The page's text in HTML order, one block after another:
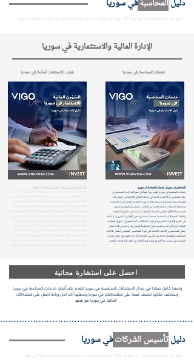
دليل المحاسبةفي سوريا
اطلع على دليل المحاسبة في سوريا مع VIGO مهما كانت تطلعاتك نحن هنا شريكك الأمثل للخدمات المحاسبة والمالية في سوريا
الإدارة المالية والاستثمارية في سوريا
شؤون الاستثمار المالية في سوريا
الاستثمار في سوريا - شؤون الاستثمار المالية في سوريا
تدعم نمو المشاريع الجديدة. الاستثمار في سوريا يمنح المستثمرين فرصًا في
خدمات المحاسبة في سوريا
الاستثمار في سوريا - خدمات المحاسبة في سوريا
خدمات المحاسبة في سوريا تلعب دوراً مهماً في دعم الشركات والمستثمرين،
سواء المحليين أو الأجانب، خاصة في مرحلة التعافي الاقتصادي. تشمل هذه
الخدمات إعداد الميزانيات، مسك الدفاتر، إعداد التقارير المالية، إدارة الضرائب،
ومراجعة الحسابات؛ وتلتزم العديد من المكاتب المحاسبية بالمعايير الدولية
للمحاسبة (IFRS) أو المعايير المحلية المقاربة، ما يساعد في تحقيق الشفافية
والدقة. تقدم مكاتب المحاسبة خدمات استشارية حول القوانين الضريبية، وتساعد
في تقديم الإقرارات الضريبية وتجنب المخالفات. كما تساهم في تسهيل العمليات
البنكية، إدارة الرواتب، وتقديم حلول لتخطيط المصاريف وتحسين الأداء المالي.
يمكن للمستثمرين الأجانب الاعتماد على خبرة المحاسبين المحليين لضمان الالتزام
بالمتطلبات القانونية، خاصة عند تأسيس الشركات أو إدارة المشاريع. توفر خدمات
المحاسبة في سوريا بيئة أكثر موثوقية لنمو الأعمال مع تطور الإصلاحات المالية.
احصل على استشارة مجانية
وضعنا كامل خبراتنا في مجال الاستشارات المحاسبية في سوريا لنقدم لكم أفضل خدمات المحاسبة في سوريا
وبمختلف فئاتها لنضيف قيمة على استثماراتكم في سوريا ونجعلها أكثر امان وراحة احصل على استشاراتك
دليلتأسيس الشركاتفي سوريا
اطلع على دليل تأسيس الشركات في سوريا مع VIGO مهما كانت تطلعاتك نحن هنا شريكك الأمثل لتأسيس شركة في سوريا